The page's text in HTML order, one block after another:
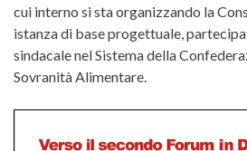
cui interno si sta organizzando la
istanza di base progettuale,
sindacale nel Sistema della
Sovranità Alimentare.